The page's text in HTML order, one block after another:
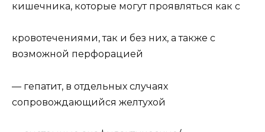
кишечника, которые могут проявляться как с
кровотечениями, так и без них, а также с
возможной перфорацией
— гепатит, в отдельных случаях
сопровождающийся желтухой